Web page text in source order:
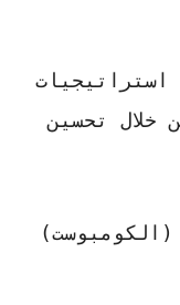
استراتيجيات
خلال تحسين